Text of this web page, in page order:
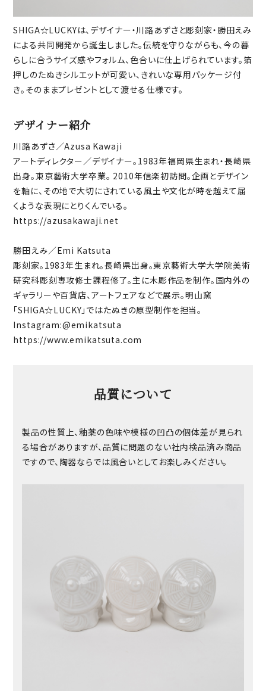
SHIGA☆LUCKYは、デザイナー・川路あずさと彫刻家・勝田えみ
による共同開発から誕生しました。伝統を守りながらも、今の暮
らしに合うサイズ感やフォルム、色合いに仕上げられています。箔
押しのたぬきシルエットが可愛い、きれいな専用パッケージ付
き。そのままプレゼントとして渡せる仕様です。
デザイナー紹介
川路あずさ／Azusa Kawaji
アートディレクター／デザイナー。1983年福岡県生まれ・長崎県
出身。東京藝術大学卒業。 2010年信楽初訪問。企画とデザイン
を軸に、その地で大切にされている風土や文化が時を越えて届
くような表現にとりくんでいる。
https://azusakawaji.net
勝田えみ／Emi Katsuta
彫刻家。1983年生まれ。長崎県出身。東京藝術大学大学院美術
研究科彫刻専攻修士課程修了。主に木彫作品を制作。国内外の
ギャラリーや百貨店、アートフェアなどで展示。明山窯
「SHIGA☆LUCKY」ではたぬきの原型制作を担当。
Instagram:@emikatsuta
https://www.emikatsuta.com
品質について
製品の性質上、釉薬の色味や模様の凹凸の個体差が見られ
る場合がありますが、品質に問題のない社内検品済み商品
ですので、陶器ならでは風合いとしてお楽しみください。